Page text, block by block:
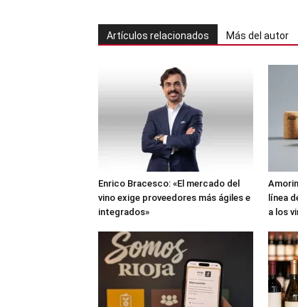
Artículos relacionados Más del autor
Enrico Bracesco: «El mercado del
vino exige proveedores más ágiles e
integrados»
línea
a los